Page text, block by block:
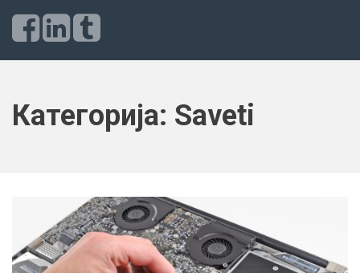
Категорија: Saveti